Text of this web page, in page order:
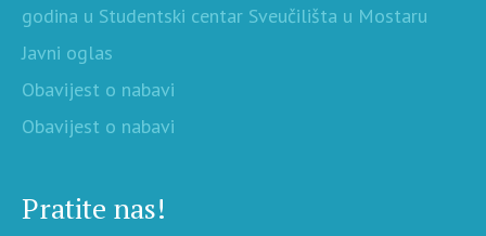
godina u Studentski centar Sveučilišta u Mostaru
Javni oglas
Obavijest o nabavi
Obavijest o nabavi
Pratite nas!